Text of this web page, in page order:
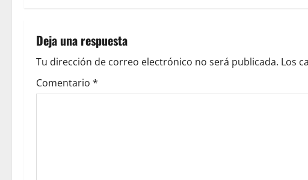
Deja una respuesta
Tu dirección de correo electrónico no será publicada. Los
Comentario *